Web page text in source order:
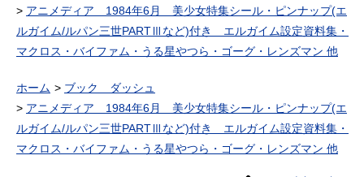
アニメディア 1984年6月 美少女特集シール・ピンナップ(エ
ルガイム/ルパン三世PARTⅢなど)付き エルガイム設定資料集・
マクロス・バイファム・うる星やつら・ゴーグ・レンズマン 他
ホーム
ブック ダッシュ
アニメディア 1984年6月 美少女特集シール・ピンナップ(エ
ルガイム/ルパン三世PARTⅢなど)付き エルガイム設定資料集・
マクロス・バイファム・うる星やつら・ゴーグ・レンズマン 他